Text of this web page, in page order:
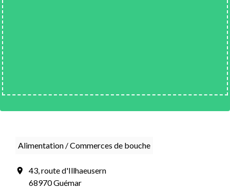
Alimentation / Commerces de bouche
location_on
43, route d'Illhaeusern
68970 Guémar